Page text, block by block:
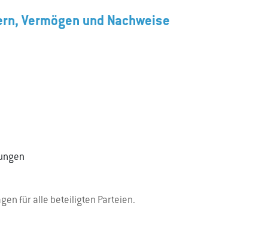
Vermögen und Nachweise
für alle beteiligten Parteien.